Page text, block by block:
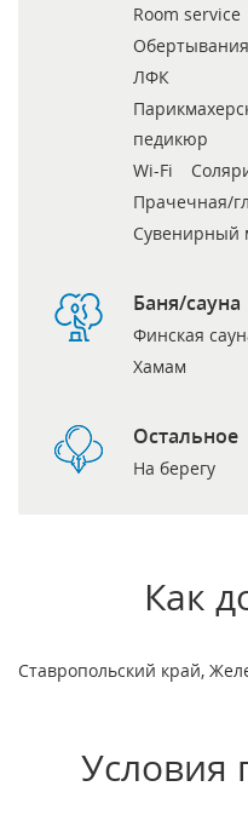
Room service
Обертывания
ЛФК
педикюр
Wi-Fi
Прачечная/
Сувенирный
Баня/сауна
Финская
Хамам
Остальное
На берегу
Как
Ставропольский край,
Условия